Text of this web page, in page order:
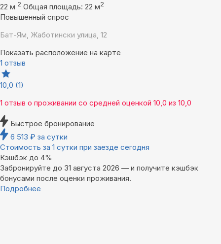
22 м 2 Общая площадь: 22 м2
Повышенный спрос
Бат-Ям, Жаботински улица, 12
Показать расположение на карте
1 отзыв
10,0 (1)
1 отзыв о проживании со средней оценкой 10,0 из 10,0
Быстрое бронирование
6 513 ₽ за сутки
Стоимость за 1 сутки при заезде сегодня
Кэшбэк до 4%
Забронируйте до 31 августа 2026 — и получите кэшбэк
бонусами после оценки проживания.
Подробнее